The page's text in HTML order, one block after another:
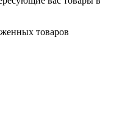
товаров